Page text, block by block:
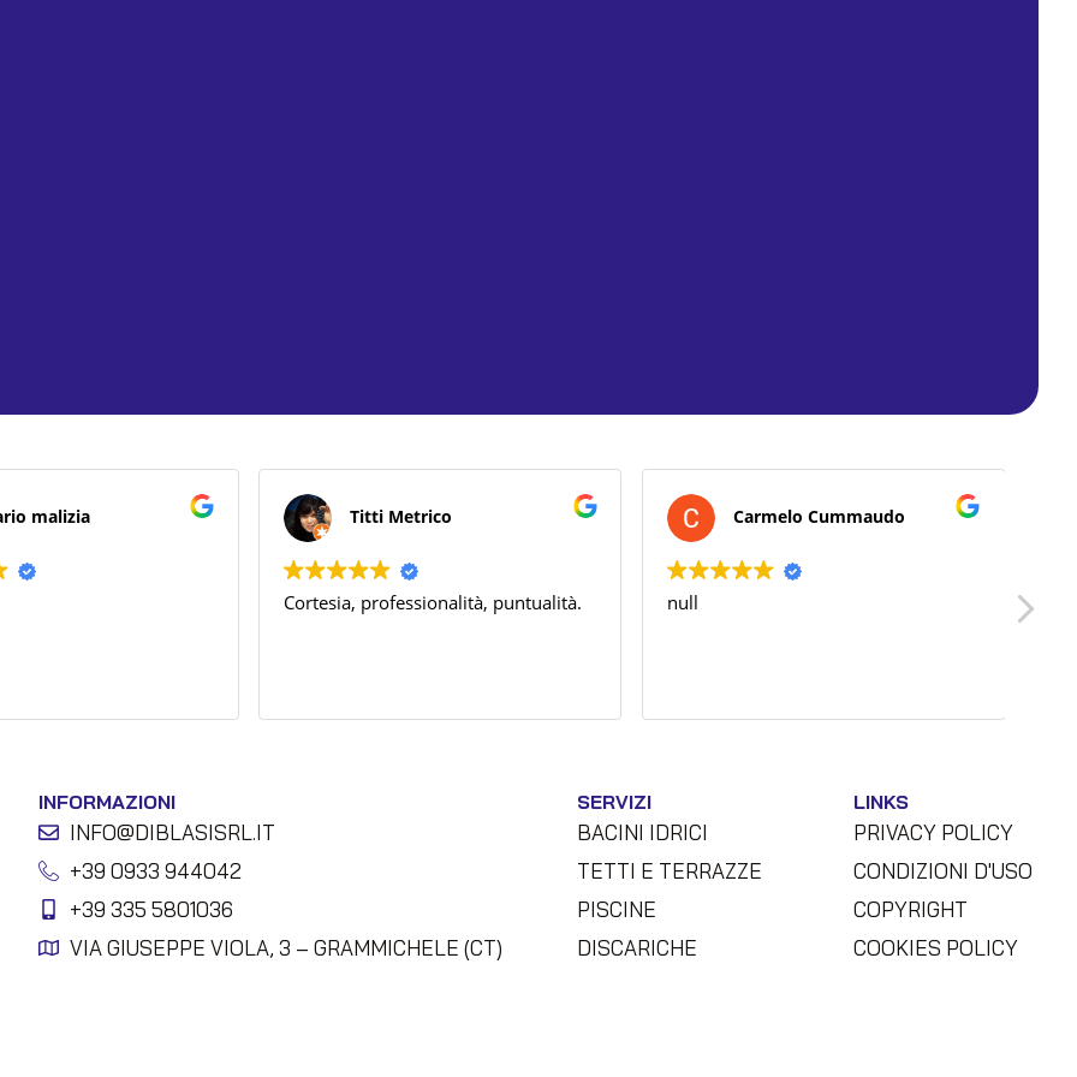
malizia Titti Metrico
Cortesia, professionalità, puntualità.
Carmelo Cummaudo
null
INFORMAZIONI
INFO@DIBLASISRL.IT
+39 0933 944042
+39 335 5801036
VIA GIUSEPPE VIOLA, 3 – GRAMMICHELE (CT)
SERVIZI
BACINI IDRICI
TETTI E TERRAZZE
PISCINE
DISCARICHE
LINKS
PRIVACY POLICY
CONDIZIONI D'USO
COPYRIGHT
COOKIES POLICY